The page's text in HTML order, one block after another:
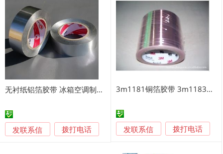
无衬纸铝箔胶带 冰箱空调制冷无衬铝箔胶带
发联系信 拨打电话
3m1181铜箔胶带 3m1183铜箔胶带 3m铜箔胶带
发联系信 拨打电话